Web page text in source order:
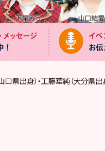
県出身）・工藤華純（大分県出